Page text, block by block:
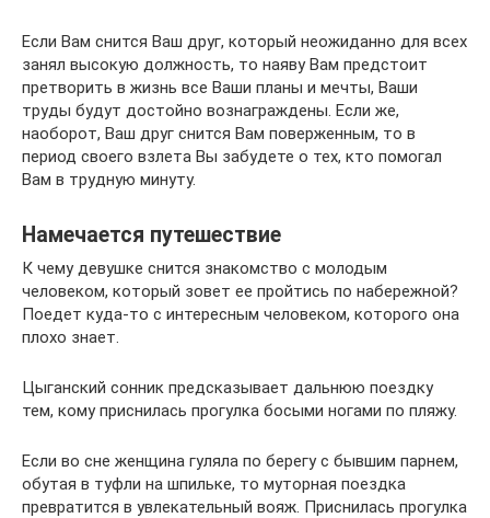
Если Вам снится Ваш друг, который неожиданно для всех
занял высокую должность, то наяву Вам предстоит
претворить в жизнь все Ваши планы и мечты, Ваши
труды будут достойно вознаграждены. Если же,
наоборот, Ваш друг снится Вам поверженным, то в
период своего взлета Вы забудете о тех, кто помогал
Вам в трудную минуту.
Намечается путешествие
К чему девушке снится знакомство с молодым
человеком, который зовет ее пройтись по набережной?
Поедет куда-то с интересным человеком, которого она
плохо знает.
Цыганский сонник предсказывает дальнюю поездку
тем, кому приснилась прогулка босыми ногами по пляжу.
Если во сне женщина гуляла по берегу с бывшим парнем,
обутая в туфли на шпильке, то муторная поездка
превратится в увлекательный вояж. Приснилась прогулка